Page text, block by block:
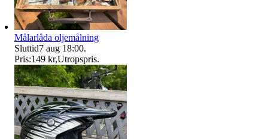
Målarlåda oljemålning
Sluttid7 aug 18:00.
Pris:149 kr,Utropspris.